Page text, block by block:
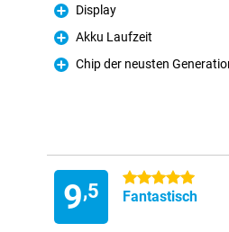
Pro
Display
Pro
Akku Laufzeit
Pro
Chip der neusten
9,5
5 Sterne
Fantastisch